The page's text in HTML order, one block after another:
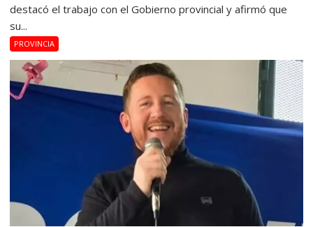
destacó el trabajo con el Gobierno provincial y afirmó que
su...
PROVINCIA